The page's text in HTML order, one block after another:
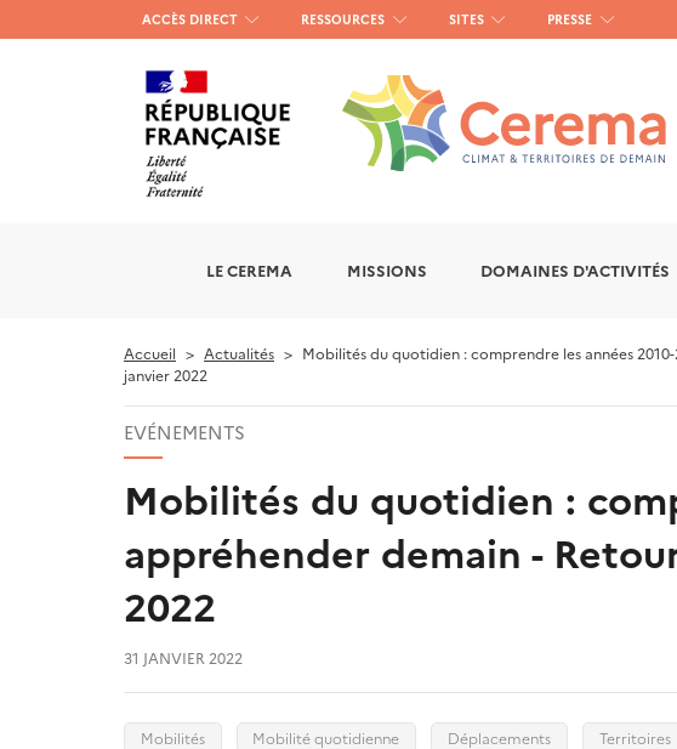
Menu
haut
gauche
ACCÈS DIRECT RESSOURCES SITES PRESSE
LE CEREMA MISSIONS DOMAINES D'ACTIVITÉS
Accueil Actualités
Mobilités du quotidien : comprendre les années
janvier 2022
EVÉNEMENTS
Mobilités du quotidien :
appréhender demain -
2022
31 JANVIER 2022
Mobilités Mobilité quotidienne Déplacements Territoires